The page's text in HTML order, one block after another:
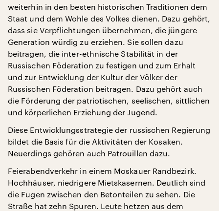
weiterhin in den besten historischen Traditionen dem
Staat und dem Wohle des Volkes dienen. Dazu gehört,
dass sie Verpflichtungen übernehmen, die jüngere
Generation würdig zu erziehen. Sie sollen dazu
beitragen, die inter-ethnische Stabilität in der
Russischen Föderation zu festigen und zum Erhalt
und zur Entwicklung der Kultur der Völker der
Russischen Föderation beitragen. Dazu gehört auch
die Förderung der patriotischen, seelischen, sittlichen
und körperlichen Erziehung der Jugend.
Diese Entwicklungsstrategie der russischen Regierung
bildet die Basis für die Aktivitäten der Kosaken.
Neuerdings gehören auch Patrouillen dazu.
Feierabendverkehr in einem Moskauer Randbezirk.
Hochhäuser, niedrigere Mietskasernen. Deutlich sind
die Fugen zwischen den Betonteilen zu sehen. Die
Straße hat zehn Spuren. Leute hetzen aus dem